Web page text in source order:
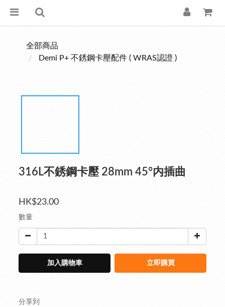
全部商品
Demi P+ 不銹鋼卡壓配件 ( WRAS認證 )
316L不銹鋼卡壓 28mm 45°内插曲
HK$23.00
數量
加入購物車 立即購買
分享到